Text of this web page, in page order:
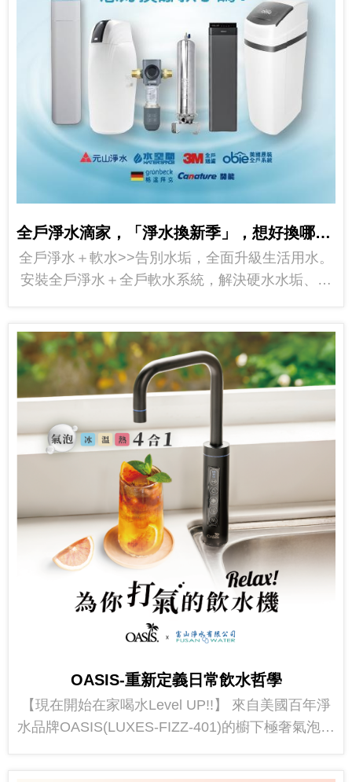
全戶淨水滴家，「淨水換新季」，想好換哪款了嗎？
全戶淨水＋軟水>>告別水垢，全面升級生活用水。
安裝全戶淨水＋全戶軟水系統，解決硬水水垢、保
OASIS-重新定義日常飲水哲學
【現在開始在家喝水Level UP!!】 來自美國百年淨
水品牌OASIS(LUXES-FIZZ-401)的櫥下極奢氣泡三